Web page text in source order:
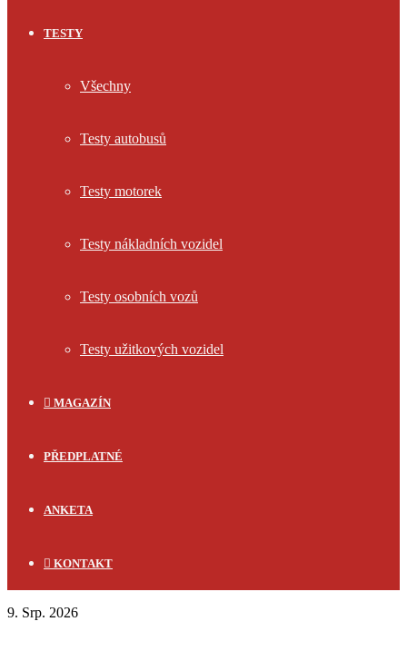
TESTY
Všechny
Testy autobusů
Testy motorek
Testy nákladních vozidel
Testy osobních vozů
Testy užitkových vozidel
MAGAZÍN
PŘEDPLATNÉ
ANKETA
KONTAKT
9. Srp. 2026